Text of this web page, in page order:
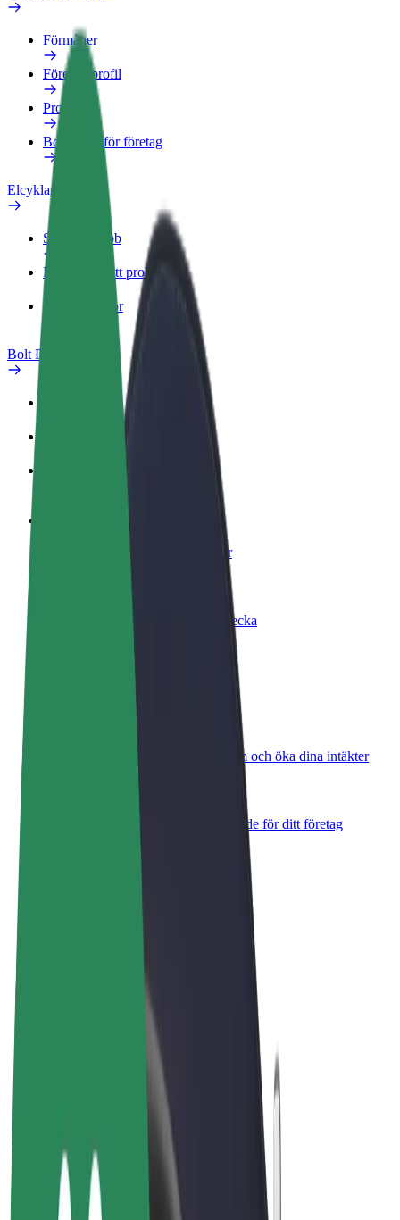
Förmåner
Företagsprofil
Produkter
Bolt Food för företag
Elcyklar
Säkerhetslabb
Rapportera ett problem
Vanliga frågor
Bolt Plus
Tjäna pengar på dina egna villkor
Leverera mat och få betalt varje vecka
Lägg till ditt åkeri på Bolts plattform och öka dina intäkter
Bolts produkter och tjänster anpassade för ditt företag
Bolt Market
Bolt Food